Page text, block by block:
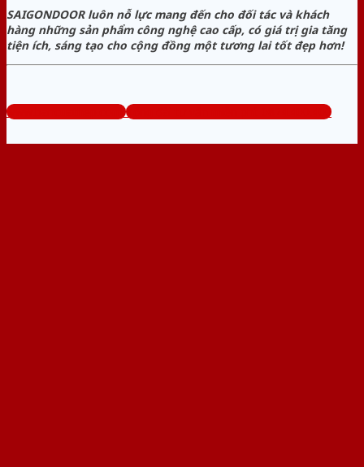
SAIGONDOOR luôn nỗ lực mang đến cho đối tác và khách
hàng những sản phẩm công nghệ cao cấp, có giá trị gia tăng
tiện ích, sáng tạo cho cộng đồng một tương lai tốt đẹp hơn!
www.bancuathep.com Tổng đài tư vấn miễn phí: 0824.400.400